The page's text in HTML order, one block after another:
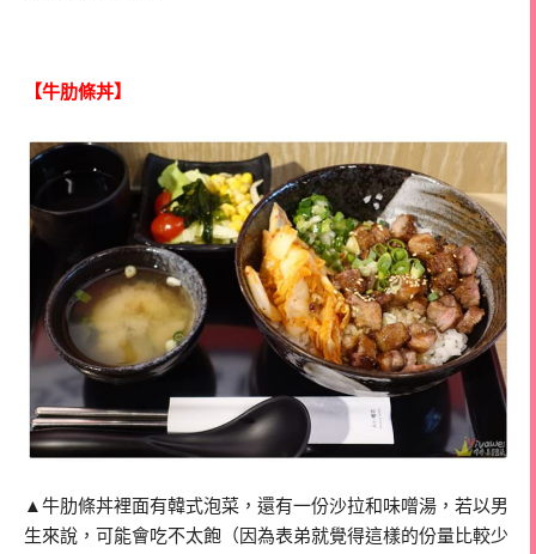
【牛肋條丼】
▲牛肋條丼裡面有韓式泡菜，還有一份沙拉和味噌湯，若以男
生來說，可能會吃不太飽（因為表弟就覺得這樣的份量比較少